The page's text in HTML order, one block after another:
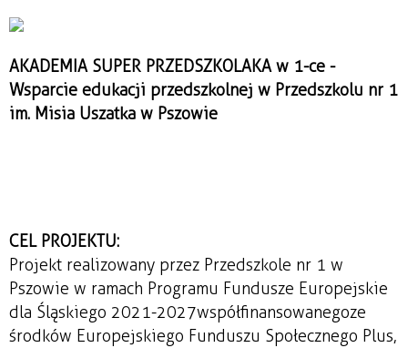
AKADEMIA SUPER PRZEDSZKOLAKA w 1-ce -
Wsparcie edukacji przedszkolnej w Przedszkolu nr 1
im. Misia Uszatka w Pszowie
CEL PROJEKTU:
Projekt realizowany przez Przedszkole nr 1 w
Pszowie w ramach Programu Fundusze Europejskie
dla Śląskiego 2021-2027współfinansowanegoze
środków Europejskiego Funduszu Społecznego Plus,